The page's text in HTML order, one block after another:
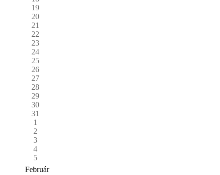
19
20
21
22
23
24
25
26
27
28
29
30
31
1
2
3
4
5
Február